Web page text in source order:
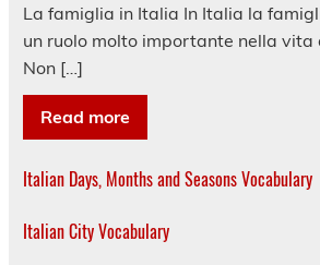
La famiglia in Italia In Italia la
un ruolo molto importante nella vita
Non […]
Read more
Italian Days, Months and Seasons Vocabulary
Italian City Vocabulary